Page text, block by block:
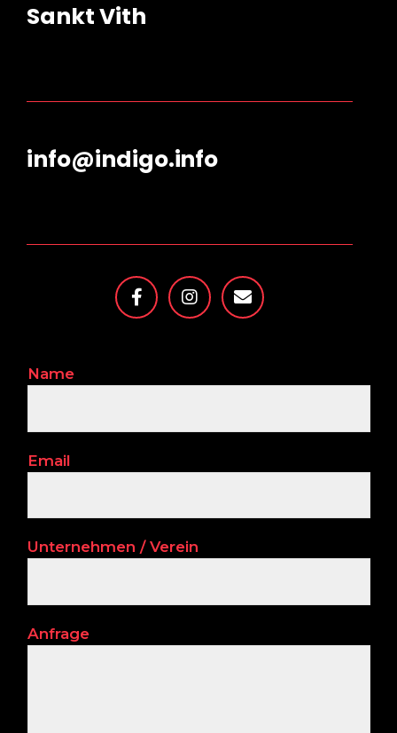
Sankt Vith
info@indigo.info
Name
Email
Unternehmen / Verein
Anfrage